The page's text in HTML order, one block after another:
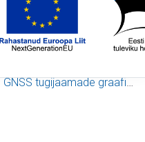
GNSS tugijaamade graafikud